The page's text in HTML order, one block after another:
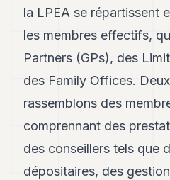
10
Andy
9
Andy
Andy
6
Andy
5
Andy
la LPEA se répartissent
les membres effectifs,
Partners (GPs), des
des Family Offices.
rassemblons des
comprennant des
des conseillers tels que
dépositaires, des